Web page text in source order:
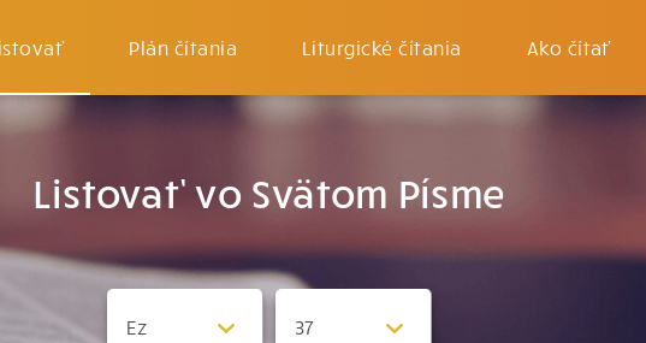
Plán čítania Liturgické čítania Ako čítať
Listovať vo Svätom Písme